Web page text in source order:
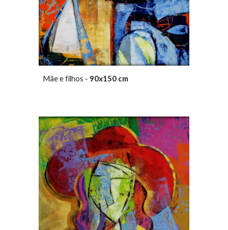
Mãe e filhos - 90x150 cm